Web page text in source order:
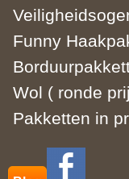
Funny
Wol ( ronde
Pakketten in